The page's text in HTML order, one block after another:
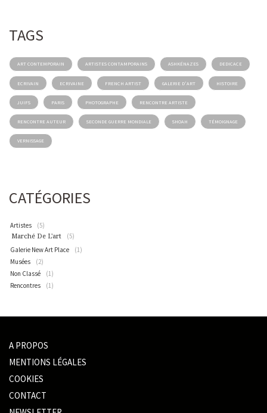
TAGS
ART CONTEMPORAIN ARTISTES CONTAMPORAINS ASHKÉNAZES DEDICACE
ECRIVAIN ECRIVAINE FRENCH ARTIST GALERIE D'ART HISTOIRE
JUIFS PARIS PHOTOGRAPHE RENCONTRE ARTISTE
RENCONTRE AUTEUR SECONDE GUERRE MONDIALE SHOAH TÉMOIGNAGE
VERNISSAGE
CATÉGORIES
Artistes (5)
Marché De L'art
(5)
Galerie New Art Place
(1)
Musées
(2)
Non Classé
(1)
Rencontres
(1)
A PROPOS
MENTIONS LÉGALES
COOKIES
CONTACT